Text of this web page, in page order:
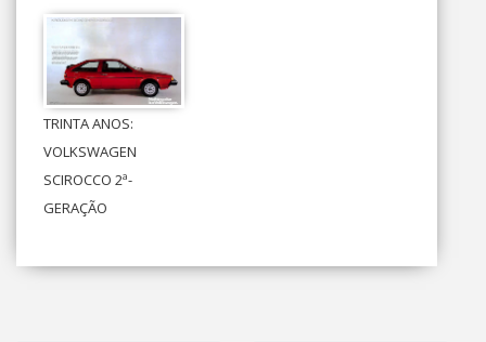
TRINTA ANOS:
VOLKSWAGEN
SCIROCCO 2ª-
GERAÇÃO